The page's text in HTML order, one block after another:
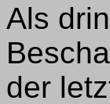
Als
der